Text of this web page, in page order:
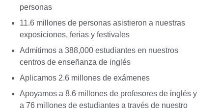
personas
11.6 millones de personas asistieron a nuestras
exposiciones, ferias y festivales
Admitimos a 388,000 estudiantes en nuestros
centros de enseñanza de inglés
Aplicamos 2.6 millones de exámenes
Apoyamos a 8.6 millones de profesores de inglés y
a 76 millones de estudiantes a través de nuestro